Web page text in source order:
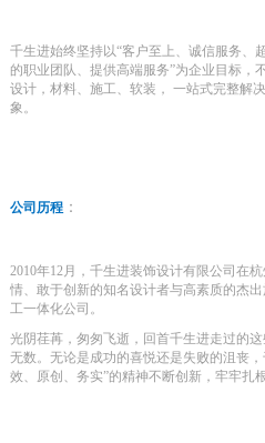
千生进始终坚持以“客户至上、诚信服务、
的职业团队、提供高端服务”为企业目标，
设计，材料、施工、软装， 一站式完整解
象。
公司历程：
2010年12月，千生进装饰设计有限公司在
情、敢于创新的知名设计者与高素质的杰
工一体化公司。
光阴荏苒，匆匆飞逝，回首千生进走过的
无数。无论是成功的喜悦还是失败的沮丧
效、原创、务实”的精神不断创新，牢牢扎